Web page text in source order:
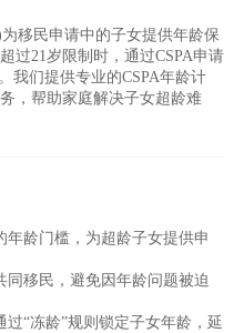
移民申请中的子女提供年龄保
过21岁限制时，通过CSPA申请
我们提供专业的CSPA年龄计
，帮助家庭解决子女超龄难
年龄门槛，为超龄子女提供申
同移民，避免因年龄问题被迫
过“冻龄”规则锁定子女年龄，延